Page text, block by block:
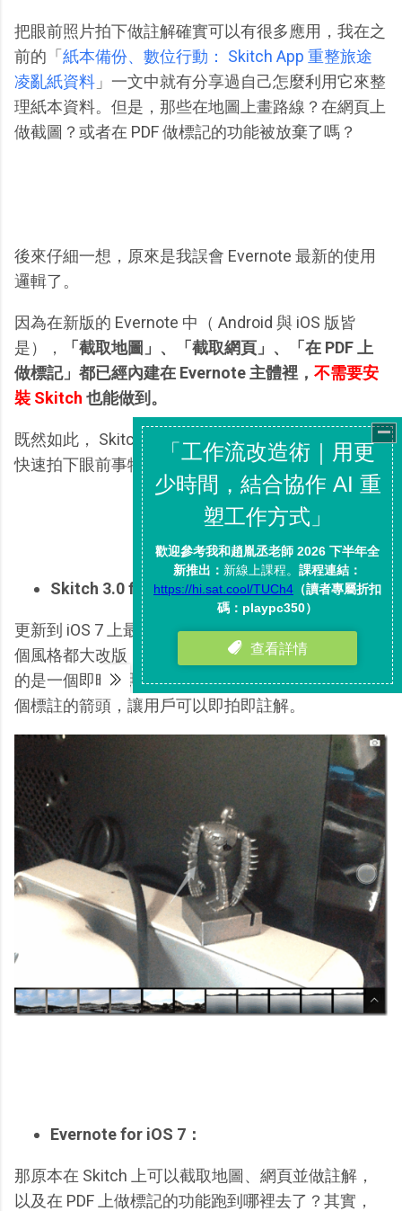
把眼前照片拍下做註解確實可以有很多應用，我在之
前的「紙本備份、數位行動： Skitch App 重整旅途
凌亂紙資料 」一文中就有分享過自己怎麼利用它來整
理紙本資料。但是，那些在地圖上畫路線？在網頁上
做截圖？或者在 PDF 做標記的功能被放棄了嗎？
後來仔細一想，原來是我誤會 Evernote 最新的使用
邏輯了。
因為在新版的 Evernote 中（ Android 與 iOS 版皆
是），
「截取地圖」、「截取網頁」、「在 PDF 上
做標記」都已經內建在 Evernote 主體裡， 不需要安
裝 Skitch 也能做到。
既然如此， Skitch 當然要精簡化成快拍相機，提供
快速拍下眼前事物並且做註解的功能了。
Skitch 3.0 for iOS 7：
更新到 iOS 7 上最新版的 Skitch 3.0 後，可以看到整
個風格都大改版，並且現在一進入 Skitch 3.0 後顯示
的是一個即時拍照介面，而且拍照畫面中還預設好一
個標註的箭頭，讓用戶可以即拍即註解。
Evernote for iOS 7：
那原本在 Skitch 上可以截取地圖、網頁並做註解，
以及在 PDF 上做標記的功能跑到哪裡去了？其實，